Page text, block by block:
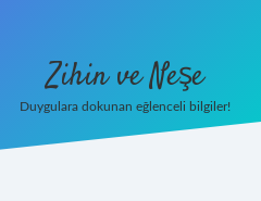
Zihin ve Neşe
Duygulara dokunan eğlenceli bilgiler!